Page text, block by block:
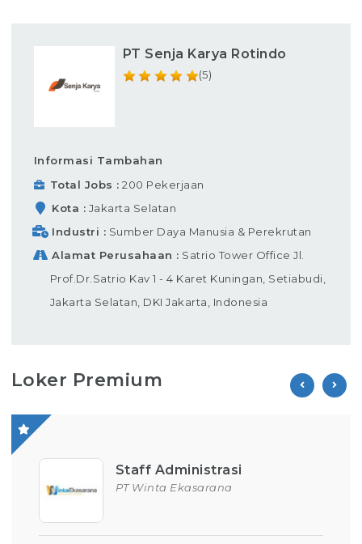
PT Senja Karya Rotindo
(5)
Informasi Tambahan
Total Jobs
200 Pekerjaan
Kota
Jakarta Selatan
Industri
Sumber Daya Manusia & Perekrutan
Alamat Perusahaan
Satrio Tower Office Jl.
Prof.Dr.Satrio Kav 1 - 4 Karet Kuningan, Setiabudi,
Jakarta Selatan, DKI Jakarta, Indonesia
Loker Premium
Staff Administrasi
PT Winta Ekasarana